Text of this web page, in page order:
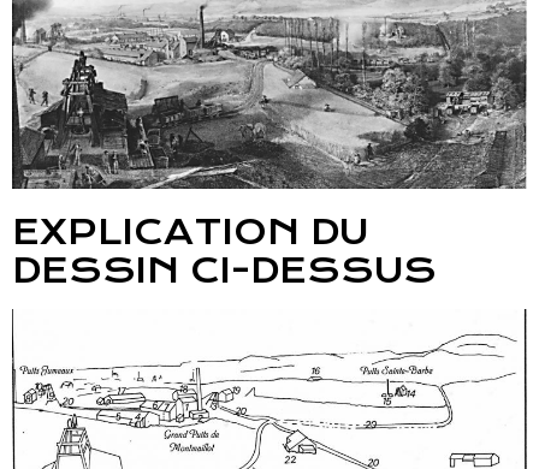
EXPLICATION DU
DESSIN CI-DESSUS